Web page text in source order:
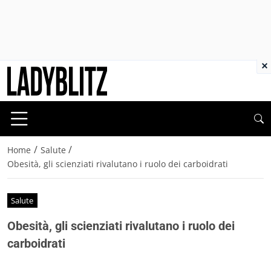
Home / Salute /
Obesità, gli scienziati rivalutano i ruolo dei carboidrati
Salute
Obesità, gli scienziati rivalutano i ruolo dei
carboidrati
×